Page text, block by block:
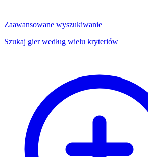
Zaawansowane wyszukiwanie
Szukaj gier według wielu kryteriów